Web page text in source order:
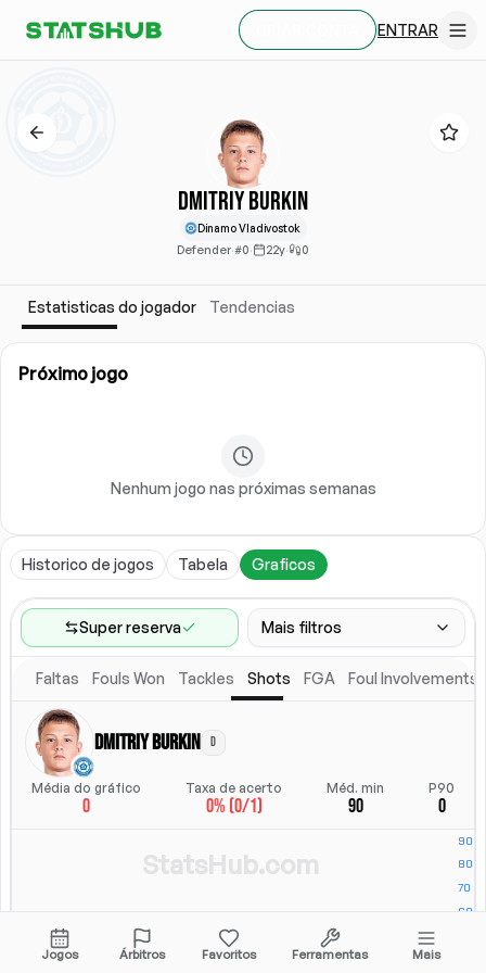
ENTRAR
Dmitriy Burkin
Dinamo Vladivostok
Defender·#0· 22y· 0
Estatisticas do jogador Tendencias
Próximo jogo
Nenhum jogo nas próximas semanas
Historico de jogos Tabela Graficos
Super reserva Mais filtros
Faixa de jogos
Ultimos 60 jogos
Competicoes
Ligas(2)
Escalacao titular
Faltas Fouls Won Tackles Shots FGA Foul Involvements
Dmitriy Burkin D
Média do gráfico
0
Taxa de acerto
0% (0/1)
Méd. min
90
P90
0
Jogos Árbitros Favoritos Ferramentas Mais